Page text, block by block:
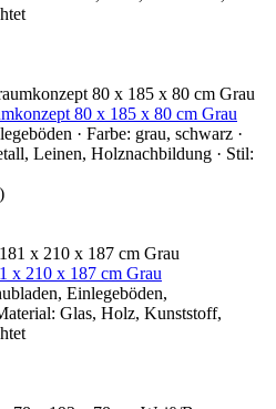
80 x 185 x 80 cm Grau
· Farbe: grau, schwarz ·
Leinen, Holznachbildung · Stil:
x 210 x 187 cm Grau
Einlegeböden,
Glas, Holz, Kunststoff,